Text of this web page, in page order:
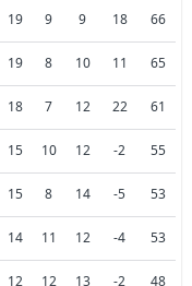
19 9 9 18 66
19 8 10 11 65
18 7 12 22 61
15 10 12 -2 55
15 8 14 -5 53
14 11 12 -4 53
12 12 13 -2 48